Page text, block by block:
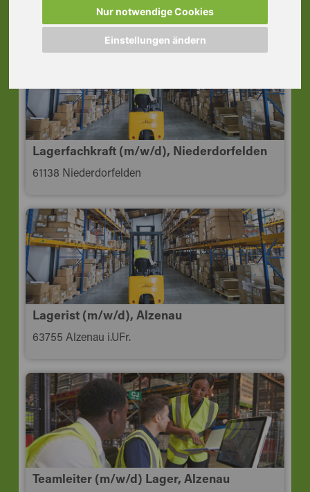
Nur notwendige Cookies
Einstellungen ändern
63755 Alzenau i.UFr.
Lagerfachkraft (m/w/d), Niederdorfelden
61138 Niederdorfelden
Lagerist (m/w/d), Alzenau
63755 Alzenau i.UFr.
Teamleiter (m/w/d) Lager, Alzenau